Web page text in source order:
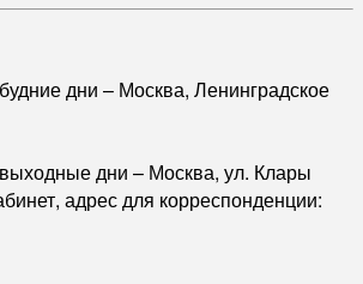
дни – Москва, Ленинградское
дни – Москва, ул. Клары
адрес для корреспонденции: